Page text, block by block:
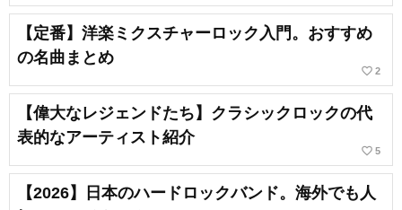
【定番】洋楽ミクスチャーロック入門。おすすめ
の名曲まとめ
favorite_border 2
【偉大なレジェンドたち】クラシックロックの代
表的なアーティスト紹介
favorite_border 5
【2026】日本のハードロックバンド。海外でも人